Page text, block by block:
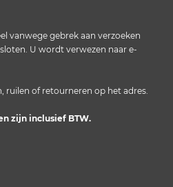
vanwege gebrek aan verzoeken
U wordt verwezen naar e-
ruilen of retourneren op het adres.
zijn inclusief BTW.